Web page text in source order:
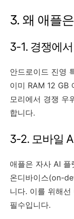
3. 왜 애플
3-1. 경쟁에
안드로이드 진영
이미 RAM 12 GB
모리에서 경쟁 우
합니다.
3-2. 모바일
애플은 자사 AI
온디바이스(on-
니다. 이를 위해
필수입니다.